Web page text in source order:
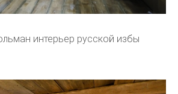
интерьер русской избы